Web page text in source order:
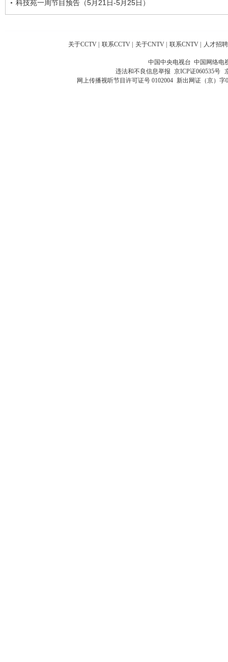
科技苑一周节目预告（5月21日-5月25日）
关于CCTV 联系CCTV 关于CNTV 联系CNTV 人才招聘
中国中央电视台 中国网络电
违法和不良信息举报 京ICP证060535号
网上传播视听节目许可证号 0102004 新出网证（京）